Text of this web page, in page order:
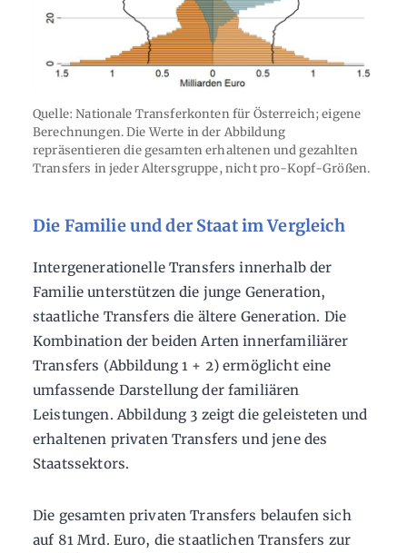
Quelle: Nationale Transferkonten für Österreich; eigene
Berechnungen. Die Werte in der Abbildung
repräsentieren die gesamten erhaltenen und gezahlten
Transfers in jeder Altersgruppe, nicht pro-Kopf-Größen.
Die Familie und der Staat im Vergleich
Intergenerationelle Transfers innerhalb der
Familie unterstützen die junge Generation,
staatliche Transfers die ältere Generation. Die
Kombination der beiden Arten innerfamiliärer
Transfers (Abbildung 1 + 2) ermöglicht eine
umfassende Darstellung der familiären
Leistungen. Abbildung 3 zeigt die geleisteten und
erhaltenen privaten Transfers und jene des
Staatssektors.
Die gesamten privaten Transfers belaufen sich
auf 81 Mrd. Euro, die staatlichen Transfers zur